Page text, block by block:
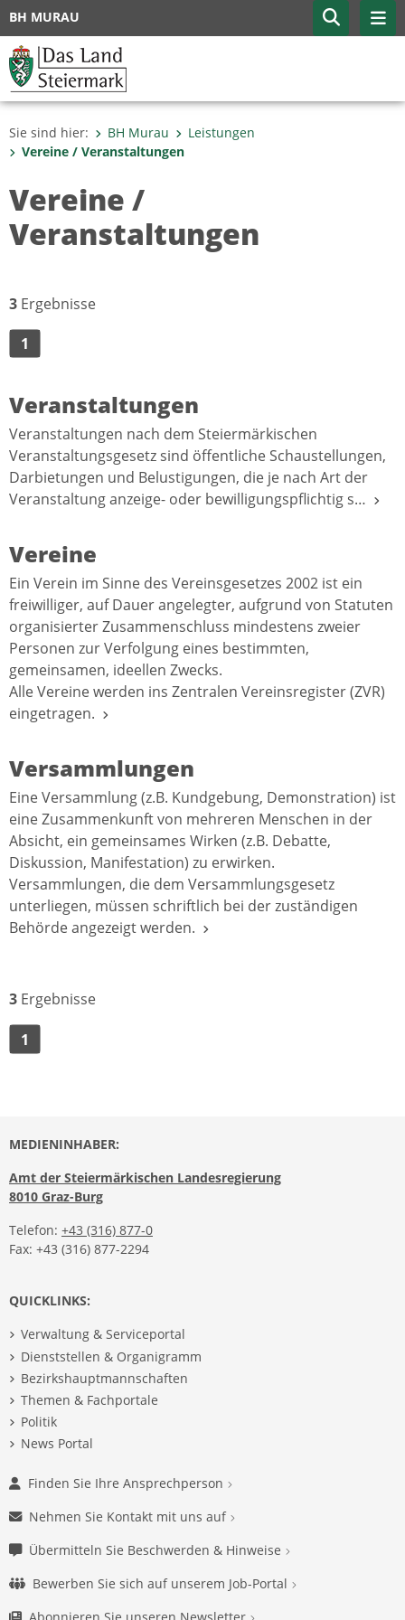
BH MURAU
Sie sind hier: BH Murau
Leistungen
Vereine / Veranstaltungen
Vereine /
Veranstaltungen
3 Ergebnisse
1
Veranstaltungen
Veranstaltungen nach dem Steiermärkischen
Veranstaltungsgesetz sind öffentliche Schaustellungen,
Darbietungen und Belustigungen, die je nach Art der
Veranstaltung anzeige- oder bewilligungspflichtig s…
Vereine
Ein Verein im Sinne des Vereinsgesetzes 2002 ist ein
freiwilliger, auf Dauer angelegter, aufgrund von Statuten
organisierter Zusammenschluss mindestens zweier
Personen zur Verfolgung eines bestimmten,
gemeinsamen, ideellen Zwecks.
Alle Vereine werden ins Zentralen Vereinsregister (ZVR)
eingetragen.
Versammlungen
Eine Versammlung (z.B. Kundgebung, Demonstration) ist
eine Zusammenkunft von mehreren Menschen in der
Absicht, ein gemeinsames Wirken (z.B. Debatte,
Diskussion, Manifestation) zu erwirken.
Versammlungen, die dem Versammlungsgesetz
unterliegen, müssen schriftlich bei der zuständigen
Behörde angezeigt werden.
3 Ergebnisse
1
MEDIENINHABER:
Amt der Steiermärkischen Landesregierung
8010 Graz-Burg
Telefon: +43 (316) 877-0
Fax: +43 (316) 877-2294
QUICKLINKS:
Verwaltung & Serviceportal
Dienststellen & Organigramm
Bezirkshauptmannschaften
Themen & Fachportale
Politik
News Portal
Finden Sie Ihre Ansprechperson
Nehmen Sie Kontakt mit uns auf
Übermitteln Sie Beschwerden & Hinweise
Bewerben Sie sich auf unserem Job-Portal